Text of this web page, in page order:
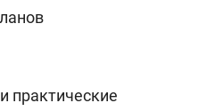
практические
состоянием как основа